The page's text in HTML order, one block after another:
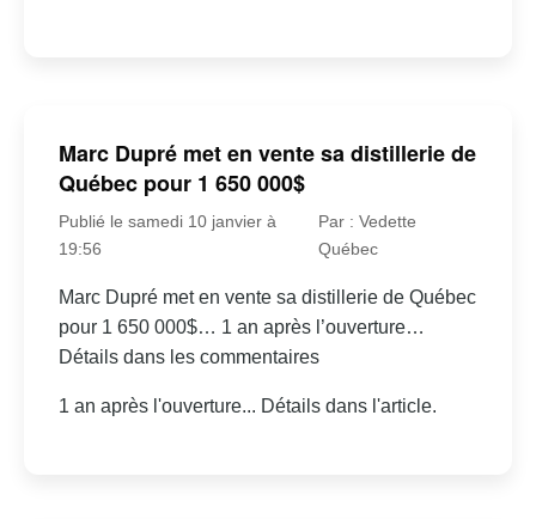
Marc Dupré met en vente sa distillerie de
Québec pour 1 650 000$
Publié le samedi 10 janvier à
19:56
Par : Vedette
Québec
Marc Dupré met en vente sa distillerie de Québec
pour 1 650 000$… 1 an après l’ouverture…
Détails dans les commentaires
1 an après l'ouverture... Détails dans l'article.